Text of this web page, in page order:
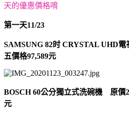
天的優惠價格唷
第一天11/23
SAMSUNG 82时 CRYSTAL UHD
五價格97,589元
BOSCH 60公分獨立式洗碗機 原價
元